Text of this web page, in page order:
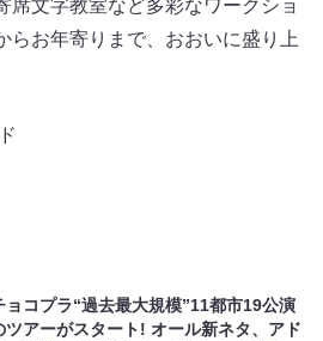
席文字教室など多彩なワークショ
らお年寄りまで、おおいに盛り上
ョコプラ“過去最大規模”11都市19公演
ツアーがスタート! オール新ネタ、アド